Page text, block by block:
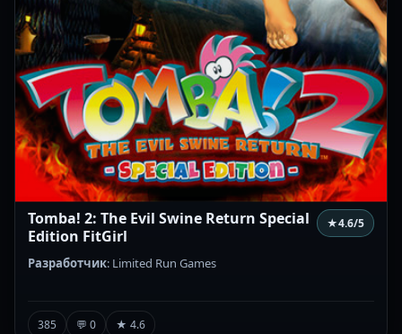
Tomba! 2: The Evil Swine Return Special
Edition FitGirl
★4.6/5
Разработчик: Limited Run Games
385 💬 0 ★ 4.6